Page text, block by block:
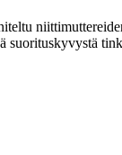
suorituskyvystä